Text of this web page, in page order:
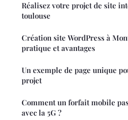
Réalisez votre projet de site
toulouse
Création site WordPress à
pratique et avantages
Un exemple de page unique
projet
Comment un forfait mobile
avec la 5G ?